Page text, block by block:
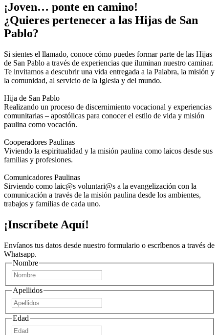
¡Joven… ponte en camino!
¿Quieres pertenecer a las Hijas de San
Pablo?
Si sientes el llamado, conoce cómo puedes formar parte de las Hijas
de San Pablo a través de experiencias que iluminan nuestro caminar.
Te invitamos a descubrir una vida entregada a la Palabra, la misión y
la comunidad, al servicio de la Iglesia y del mundo.
Hija de San Pablo
Realizando un proceso de discernimiento vocacional y experiencias
comunitarias – apostólicas para conocer el estilo de vida y misión
paulina como vocación.
Cooperadores Paulinas
Viviendo la espiritualidad y la misión paulina como laicos desde sus
familias y profesiones.
Comunicadores Paulinas
Sirviendo como laic@s voluntari@s a la evangelización con la
comunicación a través de la misión paulina desde los ambientes,
trabajos y familias de cada uno.
¡Inscríbete Aquí!
Envíanos tus datos desde nuestro formulario o escríbenos a través de
Whatsapp.
Nombre
Apellidos
Edad